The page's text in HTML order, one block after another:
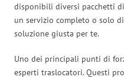
disponibili diversi pacchetti
un servizio completo o solo
soluzione giusta per te.
Uno dei principali punti di
esperti traslocatori. Questi